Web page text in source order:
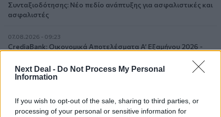
Next Deal - Do Not Process My Personal
Information
If you wish to opt-out of the sale, sharing to third parties, or
processing of your personal or sensitive information for
Συνταξιοδότησης: Νέο πεδίο ανάπτυξης για ασφαλιστικές και
ασφαλιστές
07.08.2026 - 09:23
CrediaBank: Οικονομικά Αποτελέσματα A’ Εξαμήνου 2026 -
07.08.2026 - 08:45
κερδοφορίας των τραπεζών, η δυναμική επιστροφή της
Metlen, μεγαλώνει ταχύτατα η CrediaBank